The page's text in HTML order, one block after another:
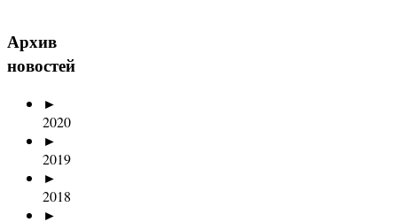
Архив
новостей
►
2020
►
2019
►
2018
►